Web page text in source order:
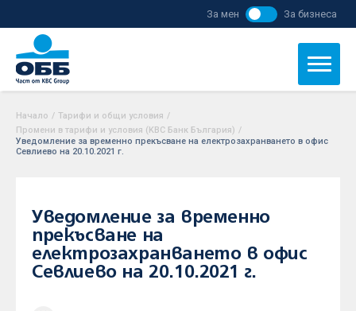
За мен За бизнеса
Начало / Тарифи и общи условия /
Промени в тарифи и условия (KBC Банк България) /
Уведомление за временно прекъсване на електрозахранването в офис
Севлиево на 20.10.2021 г.
Уведомление за временно
прекъсване на
електрозахранването в офис
Севлиево на 20.10.2021 г.